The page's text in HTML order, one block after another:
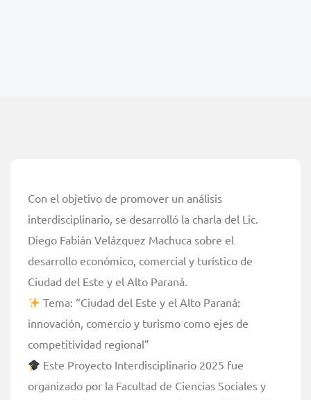
Con el objetivo de promover un análisis
interdisciplinario, se desarrolló la charla del Lic.
Diego Fabián Velázquez Machuca sobre el
desarrollo económico, comercial y turístico de
Ciudad del Este y el Alto Paraná.
Tema: “Ciudad del Este y el Alto Paraná:
innovación, comercio y turismo como ejes de
competitividad regional”
Este Proyecto Interdisciplinario 2025 fue
organizado por la Facultad de Ciencias Sociales y